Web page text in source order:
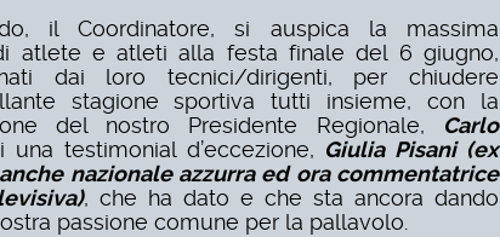
il Coordinatore, si auspica la massima
atlete e atleti alla festa finale del 6 giugno,
dai loro tecnici/dirigenti, per chiudere
stagione sportiva tutti insieme, con la
del nostro Presidente Regionale,
Carlo
una testimonial d’eccezione, Giulia Pisani (ex
nazionale azzurra ed ora commentatrice
, che ha dato e che sta ancora dando
passione comune per la pallavolo.